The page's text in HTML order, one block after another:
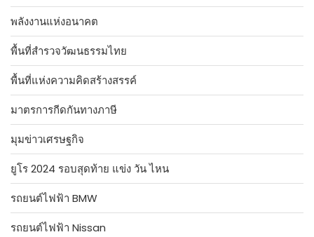
พลังงานแห่งอนาคต
พื้นที่สำรวจวัฒนธรรมไทย
พื้นที่แห่งความคิดสร้างสรรค์
มาตรการกีดกันทางภาษี
มุมข่าวเศรษฐกิจ
ยูโร 2024 รอบสุดท้าย แข่ง วัน ไหน
รถยนต์ไฟฟ้า BMW
รถยนต์ไฟฟ้า Nissan